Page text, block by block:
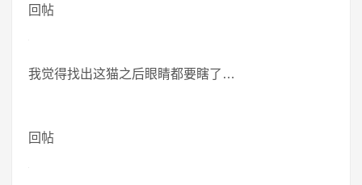
回帖
我觉得找出这猫之后眼睛都要瞎了…
回帖